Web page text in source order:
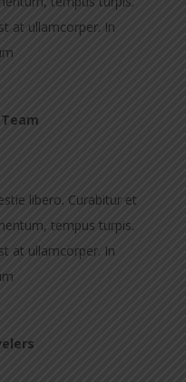
at ullamcorper. In
libero. Curabitur et
tempus turpis.
at ullamcorper. In